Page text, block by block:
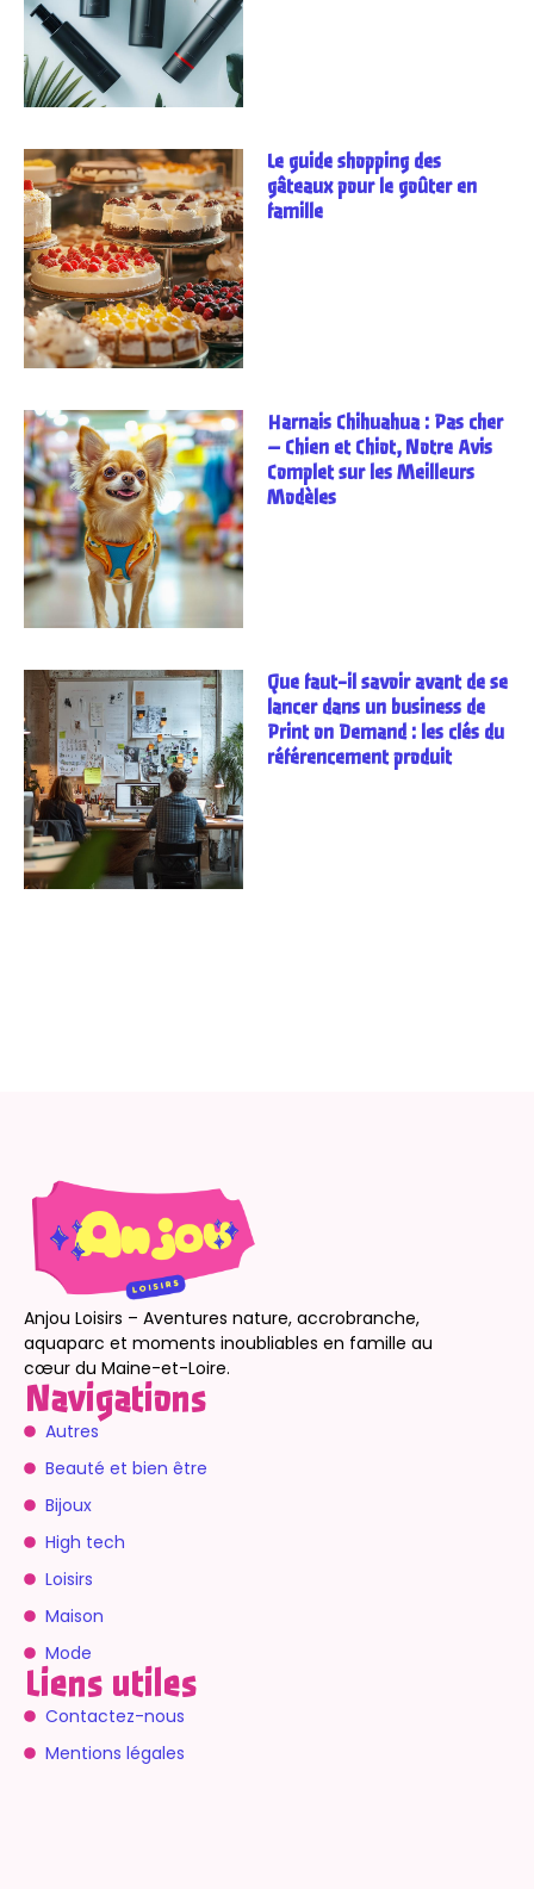
Le guide shopping des
gâteaux pour le goûter en
famille
Harnais Chihuahua : Pas cher
– Chien et Chiot, Notre Avis
Complet sur les Meilleurs
Modèles
Que faut-il savoir avant de se
lancer dans un business de
Print on Demand : les clés du
référencement produit
Anjou Loisirs – Aventures nature, accrobranche,
aquaparc et moments inoubliables en famille au
cœur du Maine-et-Loire.
Navigations
Autres
Beauté et bien être
Bijoux
High tech
Loisirs
Maison
Mode
Liens utiles
Contactez-nous
Mentions légales